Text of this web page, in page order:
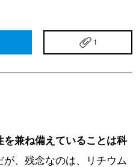
1
兼ね備えていることは科
、残念なのは、リチウム